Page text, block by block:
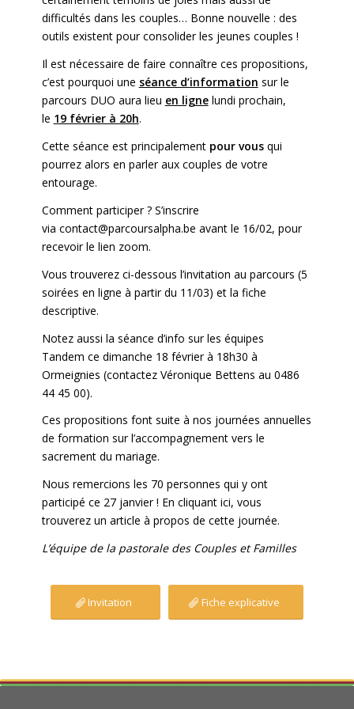
difficultés dans les couples… Bonne nouvelle : des
outils existent pour consolider les jeunes couples !
Il est nécessaire de faire connaître ces propositions,
c’est pourquoi une séance d’information sur le
parcours DUO aura lieu en lignelundi prochain,
le 19 février à 20h.
Cette séance est principalement pour vousqui
pourrez alors en parler aux couples de votre
entourage.
Comment participer ?S’inscrire
via contact@parcoursalpha.be avant le 16/02, pour
recevoir le lien zoom.
Vous trouverez ci-dessous l’invitation au parcours (5
soirées en ligne à partir du 11/03) et la fiche
descriptive.
Notez aussi la séance d’info surles équipes
Tandem ce dimanche 18 février à 18h30 à
Ormeignies (contactez Véronique Bettens au 0486
44 45 00).
Ces propositions font suite à nos journées annuelles
de formation sur l’accompagnement vers le
sacrement du mariage.
Nous remercions les 70 personnes qui y ont
participé ce 27 janvier ! En cliquant ici, vous
trouverez un article à propos de cette journée.
L’équipe de la pastorale des Couples et Familles
Invitation Fiche explicative